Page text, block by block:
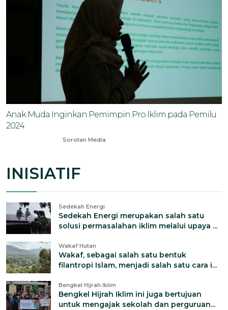
Anak Muda Inginkan Pemimpin Pro Iklim pada Pemilu
2024
Sorotan Media
INISIATIF
Sedekah Energi
Sedekah Energi merupakan salah satu
solusi permasalahan iklim melalui upaya ...
Wakaf Hutan
Wakaf, sebagai salah satu bentuk
filantropi Islam, menjadi salah satu cara i...
Bengkel Hijrah Iklim
Bengkel Hijrah Iklim ini juga bertujuan
untuk mengajak sekolah dan perguruan...